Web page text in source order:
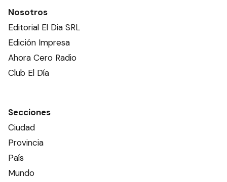
Nosotros
Editorial El Dia SRL
Edición Impresa
Ahora Cero Radio
Club El Día
Secciones
Ciudad
Provincia
País
Mundo